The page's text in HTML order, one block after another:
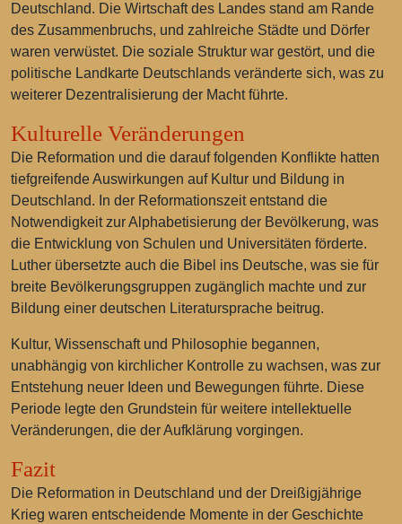
Deutschland. Die Wirtschaft des Landes stand am Rande
des Zusammenbruchs, und zahlreiche Städte und Dörfer
waren verwüstet. Die soziale Struktur war gestört, und die
politische Landkarte Deutschlands veränderte sich, was zu
weiterer Dezentralisierung der Macht führte.
Kulturelle Veränderungen
Die Reformation und die darauf folgenden Konflikte hatten
tiefgreifende Auswirkungen auf Kultur und Bildung in
Deutschland. In der Reformationszeit entstand die
Notwendigkeit zur Alphabetisierung der Bevölkerung, was
die Entwicklung von Schulen und Universitäten förderte.
Luther übersetzte auch die Bibel ins Deutsche, was sie für
breite Bevölkerungsgruppen zugänglich machte und zur
Bildung einer deutschen Literatursprache beitrug.
Kultur, Wissenschaft und Philosophie begannen,
unabhängig von kirchlicher Kontrolle zu wachsen, was zur
Entstehung neuer Ideen und Bewegungen führte. Diese
Periode legte den Grundstein für weitere intellektuelle
Veränderungen, die der Aufklärung vorgingen.
Fazit
Die Reformation in Deutschland und der Dreißigjährige
Krieg waren entscheidende Momente in der Geschichte